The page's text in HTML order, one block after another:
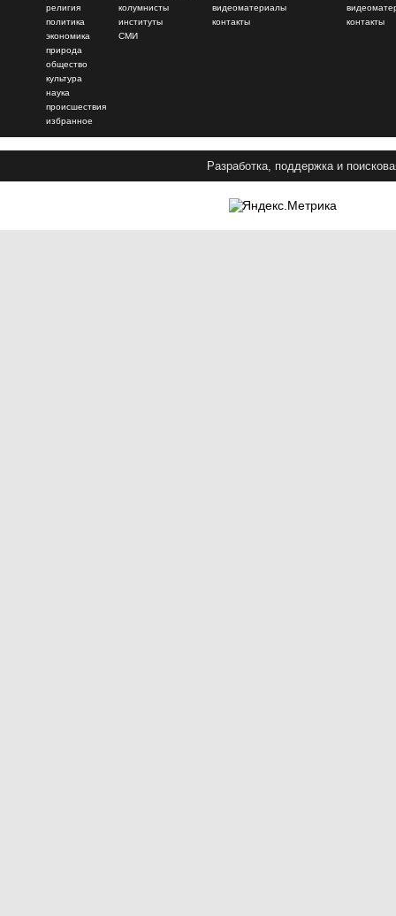
религия
политика
экономика
природа
общество
культура
наука
происшествия
избранное
колумнисты
институты
СМИ
видеоматериалы
контакты
контакты
Разработка, поддержка и